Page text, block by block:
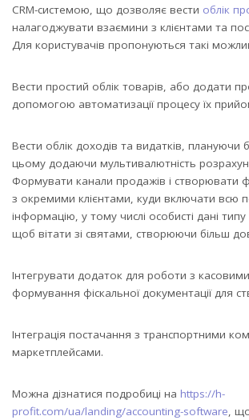
CRM-системою, що дозволяє вести облік
налагоджувати взаємини з клієнтами та
Для користувачів пропонуються такі
Вести простий облік товарів, або додати
допомогою автоматизації процесу їх
Вести облік доходів та видатків,
цьому додаючи мультивалютність
Формувати канали продажів і створювати
з окремими клієнтами, куди включати всю
інформацію, у тому числі особисті дані
щоб вітати зі святами, створюючи більш
Інтегрувати додаток для роботи з
формування фіскальної документації для
Інтеграція постачання з транспортними
маркетплейсами.
Можна дізнатися подробиці на https://h-
profit.com/ua/landing/accounting-software,